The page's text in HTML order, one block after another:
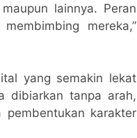
lainnya. Peran
mereka,”
yang semakin lekat
dibiarkan tanpa arah,
karakter